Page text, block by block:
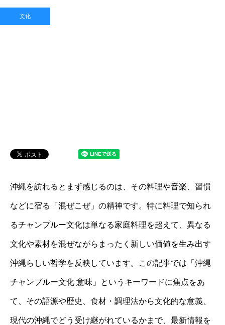
文化
沖縄を訪れるとまず感じるのは、その料理や音楽、習慣
などに宿る「混ぜこぜ」の精神です。特に料理で知られ
るチャンプルー文化は単なる家庭料理を超えて、異なる
文化や素材を混ぜながらまったく新しい価値を生み出す
沖縄らしい哲学を反映しています。この記事では「沖縄
チャンプルー文化 意味」というキーワードに焦点をあ
て、その語源や歴史、食材・調理法から文化的な意義、
現代の沖縄でどう受け継がれているかまで、最新情報を